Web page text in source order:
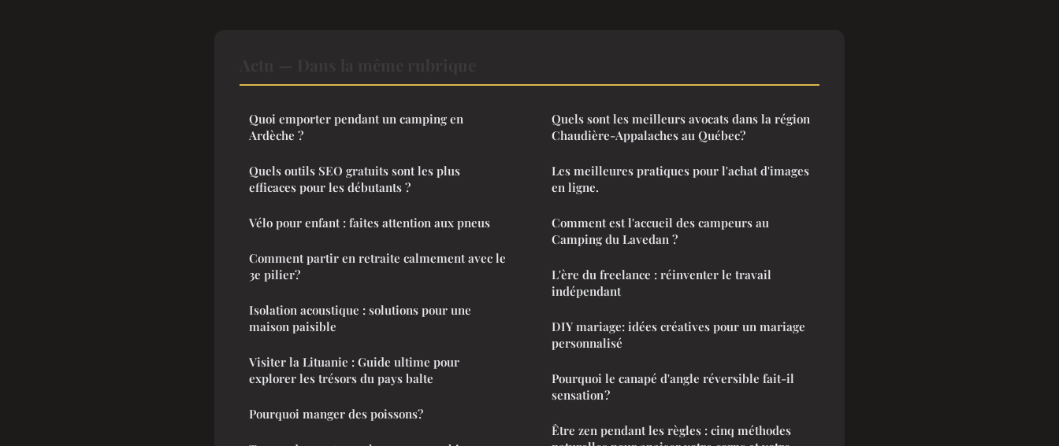
Quoi emporter pendant un camping en
Ardèche ?
Quels outils SEO gratuits sont les plus
efficaces pour les débutants ?
Vélo pour enfant : faites attention aux pneus
Comment partir en retraite calmement avec le
3e pilier?
Isolation acoustique : solutions pour une
maison paisible
Visiter la Lituanie : Guide ultime pour
explorer les trésors du pays balte
Pourquoi manger des poissons?
Quels sont les meilleurs avocats dans la région
Chaudière-Appalaches au Québec?
Les meilleures pratiques pour l'achat d'images
en ligne.
Comment est l'accueil des campeurs au
Camping du Lavedan ?
L'ère du freelance : réinventer le travail
indépendant
DIY mariage: idées créatives pour un mariage
personnalisé
Pourquoi le canapé d'angle réversible fait-il
sensation ?
Être zen pendant les règles : cinq méthodes